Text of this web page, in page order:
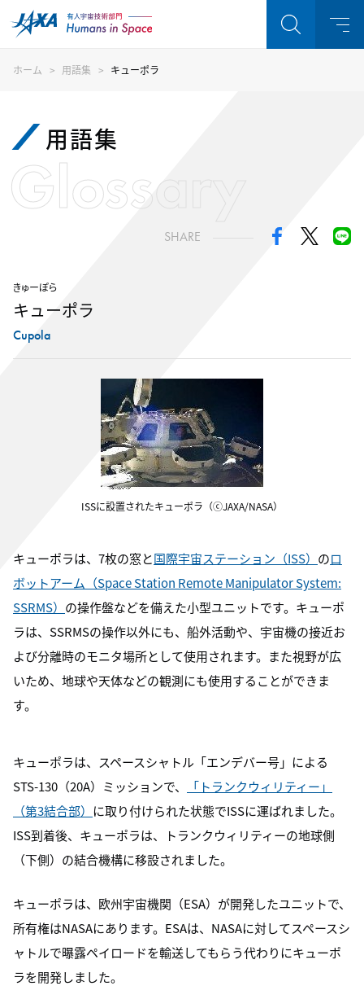
ホーム 用語集 キューポラ
用語集
Glossary
SHARE
きゅーぽら
キューポラ
Cupola
キューポラは、7枚の窓と国際宇宙ステーション（ISS） のロ
ボットアーム（Space Station Remote Manipulator System:
SSRMS） の操作盤などを備えた小型ユニットです。キューポ
ラは、SSRMSの操作以外にも、船外活動や、宇宙機の接近お
よび分離時のモニタ場所として使用されます。また視野が広
いため、地球や天体などの観測にも使用することができま
す。
ISSに設置されたキューポラ（ⓒJAXA/NASA）
キューポラは、スペースシャトル「エンデバー号」による
STS-130（20A）ミッションで、
「トランクウィリティー」
（第3結合部） に取り付けられた状態でISSに運ばれました。
ISS到着後、キューポラは、トランクウィリティーの地球側
（下側）の結合機構に移設されました。
キューポラは、欧州宇宙機関（ESA）が開発したユニットで、
所有権はNASAにあります。ESAは、NASAに対してスペースシ
ャトルで曝露ペイロードを輸送してもらう代わりにキューポ
ラを開発しました。